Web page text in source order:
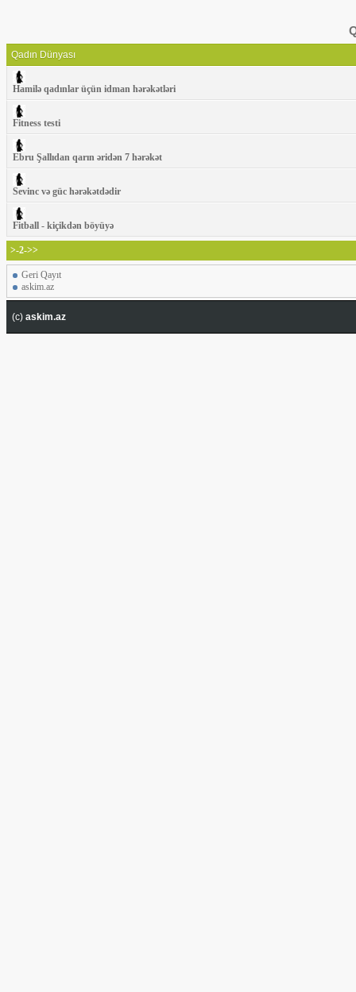
Qadın Dünyası
Hamilə qadınlar üçün idman hərəkətləri
Fitness testi
Ebru Şallıdan qarın əridən 7 hərəkət
Sevinc və güc hərəkətdədir
Fitball - kiçikdən böyüyə
>-2->>
Geri Qayıt
askim.az
(c) askim.az